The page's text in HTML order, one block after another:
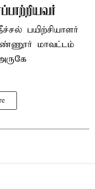
பயிற்சியாளர்
மாவட்டம்